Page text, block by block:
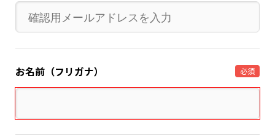
お名前（フリガナ） 必須